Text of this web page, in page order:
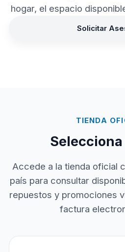
hogar, el espacio
Solicitar
TIENDA
Accede a la tienda oficial
país para consultar
repuestos y promociones
factura